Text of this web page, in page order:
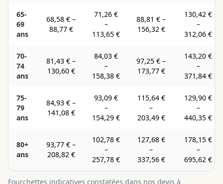
65-
69
ans
68,58 € –
88,77 €
71,26 €
–
113,65 €
88,81 € –
156,32 €
130,42 €
–
312,06 €
70-
74
ans
81,43 € –
130,60 €
84,03 €
–
158,38 €
97,25 € –
173,77 €
143,20 €
–
371,84 €
75-
79
ans
84,93 € –
141,08 €
93,09 €
–
154,29 €
115,64 €
–
203,49 €
129,90 €
–
440,35 €
80+
ans
93,77 € –
208,82 €
102,78 €
–
257,78 €
127,68 €
–
337,56 €
178,15 €
–
695,62 €
Fourchettes indicatives constatées dans nos devis à